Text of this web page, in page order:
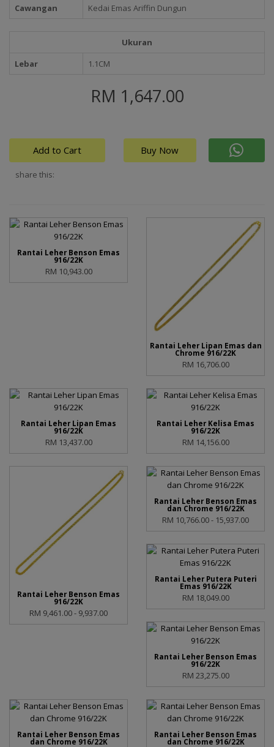
Cawangan
Kedai Emas Ariffin Dungun
Ukuran
Lebar
1.1CM
RM 1,647.00
Add to Cart Buy Now
share this:
Rantai Leher Benson Emas
916/22K
RM 10,943.00
Rantai Leher Lipan Emas dan
Chrome 916/22K
RM 16,706.00
Rantai Leher Lipan Emas
916/22K
RM 13,437.00
Rantai Leher Kelisa Emas
916/22K
RM 14,156.00
Rantai Leher Benson Emas
916/22K
RM 9,461.00 - 9,937.00
Rantai Leher Benson Emas
dan Chrome 916/22K
RM 10,766.00 - 15,937.00
Rantai Leher Putera Puteri
Emas 916/22K
RM 18,049.00
Rantai Leher Benson Emas
916/22K
RM 23,275.00
Rantai Leher Benson Emas
dan Chrome 916/22K
Rantai Leher Benson Emas
dan Chrome 916/22K